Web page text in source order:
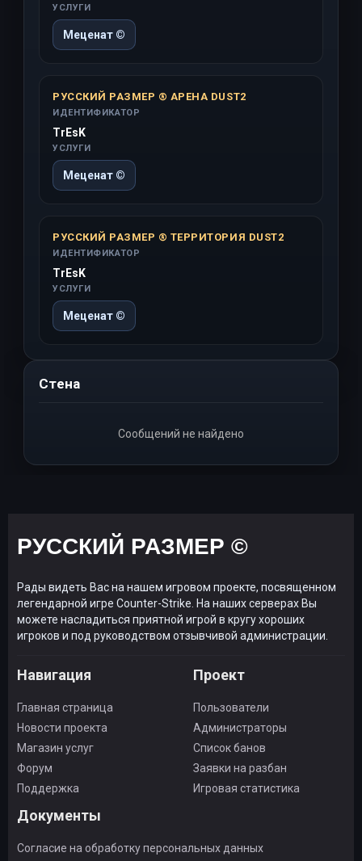
УСЛУГИ
Меценат ©
РУССКИЙ РАЗМЕР ® АРЕНА DUST2
ИДЕНТИФИКАТОР
TrEsK
УСЛУГИ
Меценат ©
РУССКИЙ РАЗМЕР ® ТЕРРИТОРИЯ DUST2
ИДЕНТИФИКАТОР
TrEsK
УСЛУГИ
Меценат ©
Стена
Сообщений не найдено
РУССКИЙ РАЗМЕР ©
Рады видеть Вас на нашем игровом проекте, посвященном
легендарной игре Counter-Strike. На наших серверах Вы
можете насладиться приятной игрой в кругу хороших
игроков и под руководством отзывчивой администрации.
Навигация
Главная страница
Новости проекта
Магазин услуг
Форум
Поддержка
Проект
Пользователи
Администраторы
Список банов
Заявки на разбан
Игровая статистика
Документы
Согласие на обработку персональных данных